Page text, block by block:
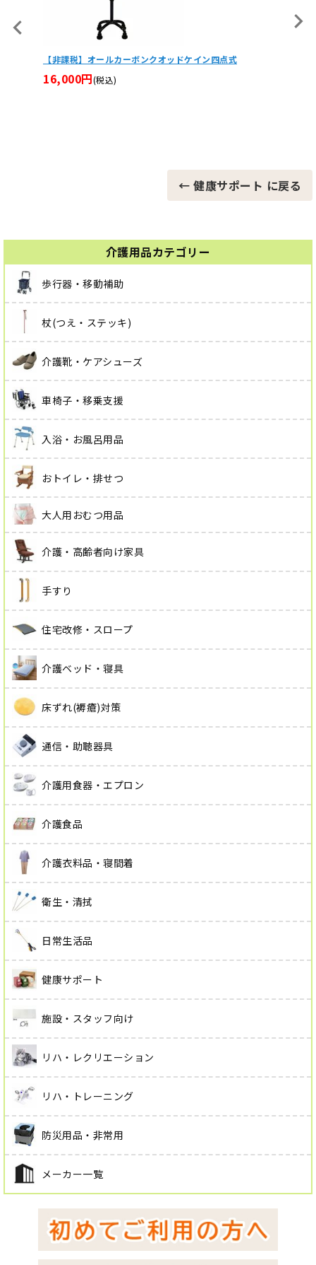
介護用品カテゴリー
歩行器・移動補助
杖(つえ・ステッキ)
介護靴・ケアシューズ
車椅子・移乗支援
入浴・お風呂用品
おトイレ・排せつ
大人用おむつ用品
介護・高齢者向け家具
手すり
住宅改修・スロープ
介護ベッド・寝具
床ずれ(褥瘡)対策
通信・助聴器具
介護用食器・エプロン
介護食品
介護衣料品・寝間着
衛生・清拭
日常生活品
健康サポート
施設・スタッフ向け
リハ・レクリエーション
リハ・トレーニング
防災用品・非常用
メーカー一覧
スイートレイ カゴ乗せ機能つきコンパクトシルバーカー
27,885円
← 健康サポート に戻る